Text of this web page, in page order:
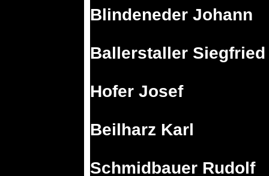
Blindeneder Johann
Ballerstaller Siegfried
Hofer Josef
Beilharz Karl
Schmidbauer Rudolf